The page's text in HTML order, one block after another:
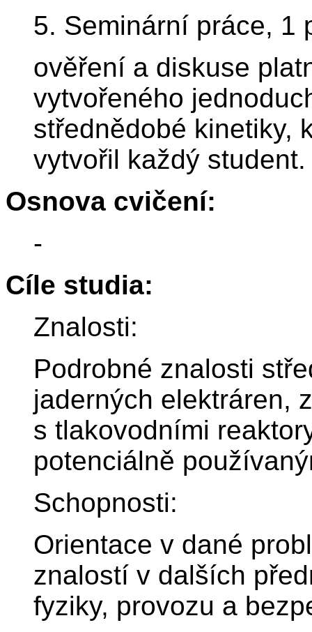
5. Seminární práce, 1
ověření a diskuse
vytvořeného
střednědobé kinetiky,
vytvořil každý student.
Osnova cvičení:
-
Cíle studia:
Znalosti:
Podrobné znalosti
jaderných elektráren,
s tlakovodními
potenciálně
Schopnosti:
Orientace v dané
znalostí v dalších
fyziky, provozu a